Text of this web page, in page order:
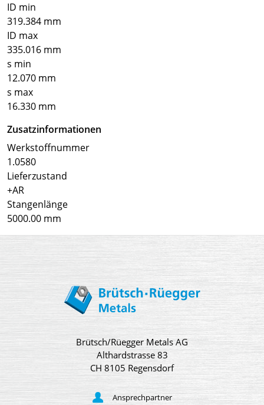
ID min
319.384 mm
ID max
335.016 mm
s min
12.070 mm
s max
16.330 mm
Zusatzinformationen
Werkstoffnummer
1.0580
Lieferzustand
+AR
Stangenlänge
5000.00 mm
Brütsch/Rüegger Metals AG
Althardstrasse 83
CH 8105 Regensdorf
Ansprechpartner